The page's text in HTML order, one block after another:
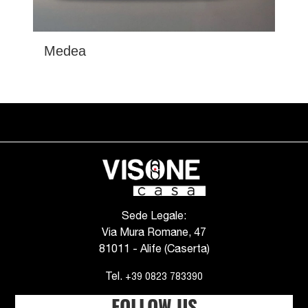
Medea
Sede Legale:
Via Mura Romane, 47
81011 - Alife (Caserta)
Tel. +39 0823 783390